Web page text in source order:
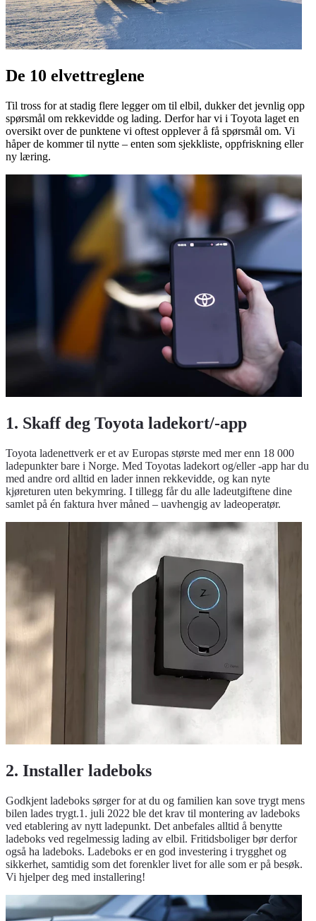
De 10 elvettreglene
Til tross for at stadig flere legger om til elbil, dukker det jevnlig opp
spørsmål om rekkevidde og lading. Derfor har vi i Toyota laget en
oversikt over de punktene vi oftest opplever å få spørsmål om. Vi
håper de kommer til nytte – enten som sjekkliste, oppfriskning eller
ny læring.
1. Skaff deg Toyota ladekort/-app
Toyota ladenettverk er et av Europas største med mer enn 18 000
ladepunkter bare i Norge. Med Toyotas ladekort og/eller -app har du
med andre ord alltid en lader innen rekkevidde, og kan nyte
kjøreturen uten bekymring. I tillegg får du alle ladeutgiftene dine
samlet på én faktura hver måned – uavhengig av ladeoperatør.
2. Installer ladeboks
Godkjent ladeboks sørger for at du og familien kan sove trygt mens
bilen lades trygt.1. juli 2022 ble det krav til montering av ladeboks
ved etablering av nytt ladepunkt. Det anbefales alltid å benytte
ladeboks ved regelmessig lading av elbil. Fritidsboliger bør derfor
også ha ladeboks. Ladeboks er en god investering i trygghet og
sikkerhet, samtidig som det forenkler livet for alle som er på besøk.
Vi hjelper deg med installering!